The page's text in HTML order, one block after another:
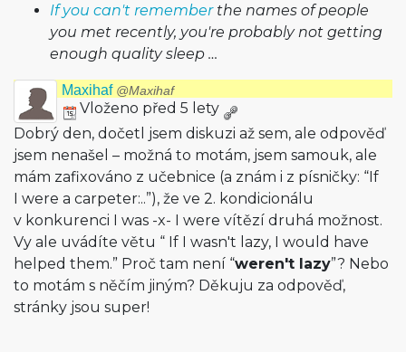
If you can't rememberthe names of people
you met recently, you're probably not getting
enough quality sleep …
Maxihaf @Maxihaf
Vloženo před 5 lety
Dobrý den, dočetl jsem diskuzi až sem, ale odpověď
jsem nenašel – možná to motám, jsem samouk, ale
mám zafixováno z učebnice (a znám i z písničky: “If
I were a carpeter:..”), že ve 2. kondicionálu
v konkurenci I was -x- I were vítězí druhá možnost.
Vy ale uvádíte větu “ If I wasn't lazy, I would have
helped them.” Proč tam není “weren't lazy”? Nebo
to motám s něčím jiným? Děkuju za odpověď,
stránky jsou super!